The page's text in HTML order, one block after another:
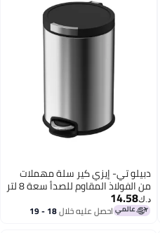
دبيلو تي- إيزي كير سلة مهملات
من الفولاذ المقاوم للصدأ سعة 8 لتر
- دلو بلاستيكي قابل للإزالة، غطاء
ناعم الإغلاق ويبقى مفتوحًا، دواسة
د.ك‏14.58
احصل عليه خلال 18 - 19
اغسطس